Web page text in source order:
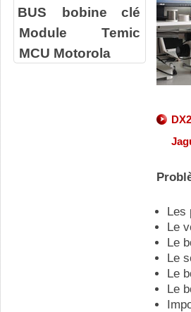
BUS
bobine clé
Module Temic
MCU Motorola
Les
Le
Le
Le
Le
Le